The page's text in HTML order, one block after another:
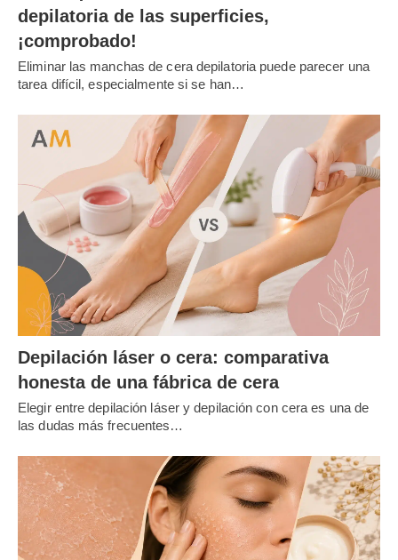
depilatoria de las superficies,
¡comprobado!
Eliminar las manchas de cera depilatoria puede parecer una
tarea difícil, especialmente si se han…
Depilación láser o cera: comparativa
honesta de una fábrica de cera
Elegir entre depilación láser y depilación con cera es una de
las dudas más frecuentes…